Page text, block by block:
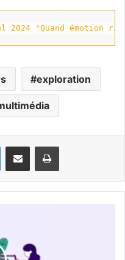
2024 "Quand émotion
exploration
LinkedinPartager par email Imprimer